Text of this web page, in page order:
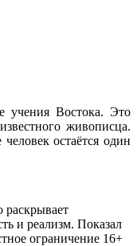
учения Востока. Это
живописца.
остаётся один
раскрывает
и реализм. Показал
ограничение 16+